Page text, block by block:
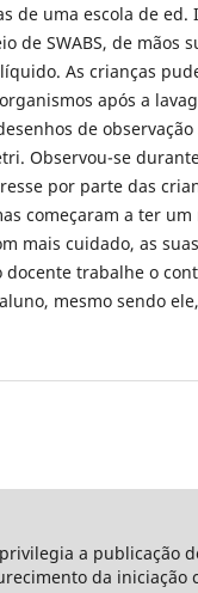
de uma escola de ed.
de SWABS, de mãos
As crianças
após a
de
Observou-se
por parte das
começaram a ter
mais cuidado, as suas
trabalhe o
mesmo sendo
a
da